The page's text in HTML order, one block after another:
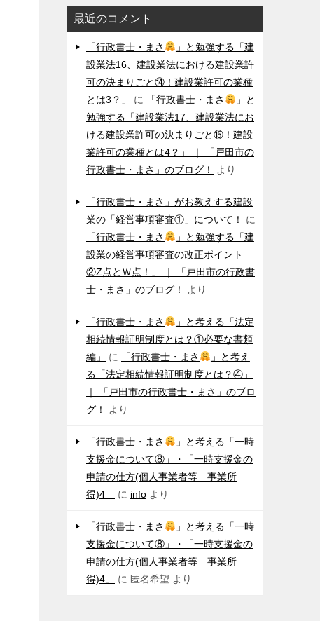
最近のコメント
「行政書士・まさ
」と勉強する「建
設業法16、建設業法における建設業許
可の決まりごと⑭！建設業許可の業種
とは3？」
に 「行政書士・まさ
」と
勉強する「建設業法17、建設業法にお
ける建設業許可の決まりごと⑮！建設
業許可の業種とは4？」 ｜ 「戸田市の
行政書士・まさ」のブログ！
より
「行政書士・まさ」がお教えする建設
業の「経営事項審査①」について！
に
「行政書士・まさ
」と勉強する「建
設業の経営事項審査の改正ポイント
②Z点とＷ点！」 ｜ 「戸田市の行政書
士・まさ」のブログ！
より
「行政書士・まさ
」と考える「法定
相続情報証明制度とは？①必要な書類
編」
に 「行政書士・まさ
」と考え
る「法定相続情報証明制度とは？④」
｜ 「戸田市の行政書士・まさ」のブロ
グ！
より
「行政書士・まさ
」と考える「一時
支援金について⑧」・「一時支援金の
申請の仕方(個人事業者等 事業所
得)4」
に info より
「行政書士・まさ
」と考える「一時
支援金について⑧」・「一時支援金の
申請の仕方(個人事業者等 事業所
得)4」
に 匿名希望 より